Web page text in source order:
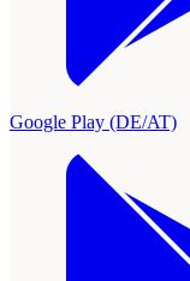
Google Play (DE/AT)